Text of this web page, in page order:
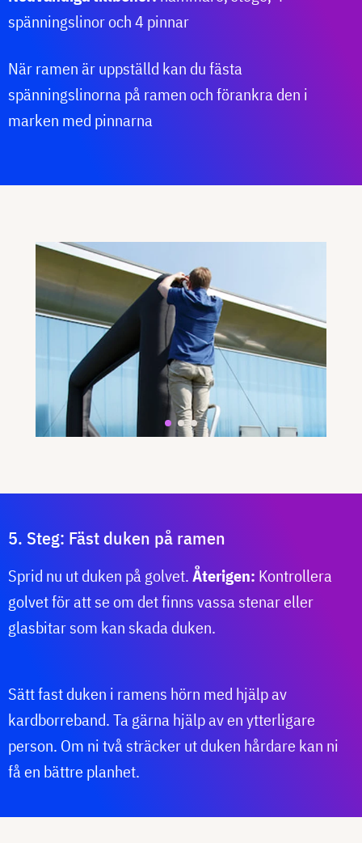
spänningslinor och 4 pinnar
När ramen är uppställd kan du fästa
spänningslinorna på ramen och förankra den i
marken med pinnarna
5. Steg: Fäst duken på ramen
Sprid nu ut duken på golvet.Återigen: Kontrollera
golvet för att se om det finns vassa stenar eller
glasbitar som kan skada duken.
Sätt fast duken i ramens hörn med hjälp av
kardborreband. Ta gärna hjälp av en ytterligare
person. Om ni två sträcker ut duken hårdare kan ni
få en bättre planhet.